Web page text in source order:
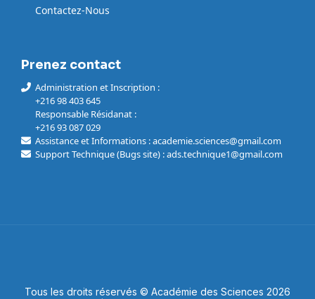
Contactez-Nous
Prenez contact
Administration et Inscription :
+216 98 403 645
Responsable Résidanat :
+216 93 087 029
Assistance et Informations : academie.sciences@gmail.com
Support Technique (Bugs site) : ads.technique1@gmail.com
Tous les droits réservés © Académie des Sciences 2026